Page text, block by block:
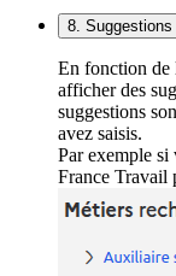
8.
En fonction de
afficher des
suggestions
avez saisis.
Par exemple
France Travail